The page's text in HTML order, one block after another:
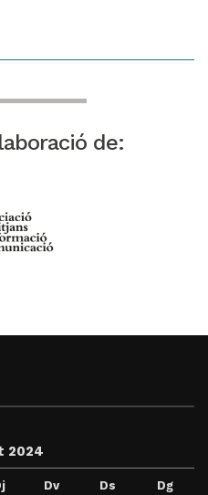
de:
2024
Dv Ds Dg